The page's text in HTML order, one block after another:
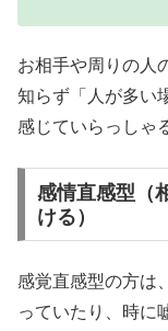
お相手や周りの人
知らず「人が多い
感じていらっしゃ
感情直感型（
ける）
感覚直感型の方は
っていたり、時に